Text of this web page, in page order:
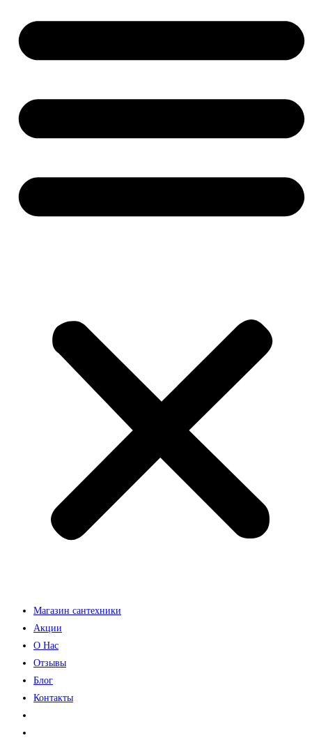
Магазин сантехники
Акции
О Нас
Отзывы
Блог
Контакты